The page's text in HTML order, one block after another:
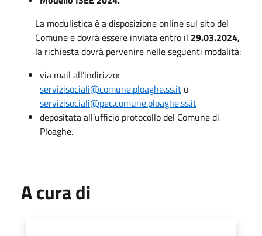
La modulistica è a disposizione online sul sito del
Comune e dovrà essere inviata entro il 29.03.2024,
la richiesta dovrà pervenire nelle seguenti modalità:
via mail all’indirizzo:
servizisociali@comune.ploaghe.ss.ito
servizisociali@pec.comune.ploaghe.ss.it
depositata all’ufficio protocollo del Comune di
Ploaghe.
A cura di